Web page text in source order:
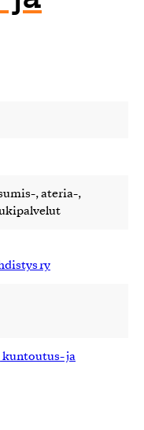
, ateria-,
ry
kuntoutus- ja